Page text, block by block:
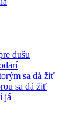
dušu
sa dá žiť
sa dá žiť
já